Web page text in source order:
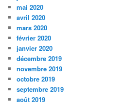
mai 2020
avril 2020
mars 2020
février 2020
janvier 2020
décembre 2019
novembre 2019
octobre 2019
septembre 2019
août 2019